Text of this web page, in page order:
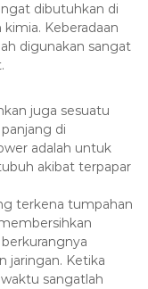
dibutuhkan di
Keberadaan
digunakan sangat
juga sesuatu
di
adalah untuk
akibat terpapar
terkena tumpahan
jaringan. Ketika
sangatlah